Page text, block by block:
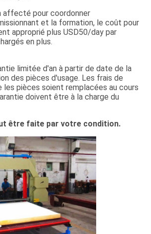
affecté pour coordonner
et la formation, le coût pour
approprié plus USD50/day par
en plus.
limitée d'an à partir de date de la
des pièces d'usage. Les frais de
les pièces soient remplacées au cours
doivent être à la charge du
être faite par votre condition.